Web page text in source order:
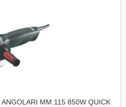
MM.115 850W QUICK